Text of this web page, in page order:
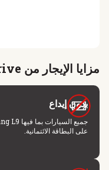
مزايا الإيجار من Brook Drive
بدون إيداع
على البطاقة الائتمانية.